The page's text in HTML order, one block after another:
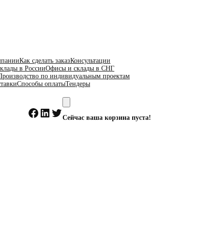
Как сделать заказКонсультации
в РоссииОфисы и склады в СНГ
по индивидуальным проектам
Способы оплатыТендеры
Facebook
LinkedIn
Twitter
Сейчас ваша корзина пуста!